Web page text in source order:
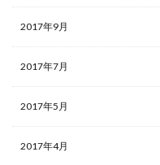
2017年9月
2017年7月
2017年5月
2017年4月